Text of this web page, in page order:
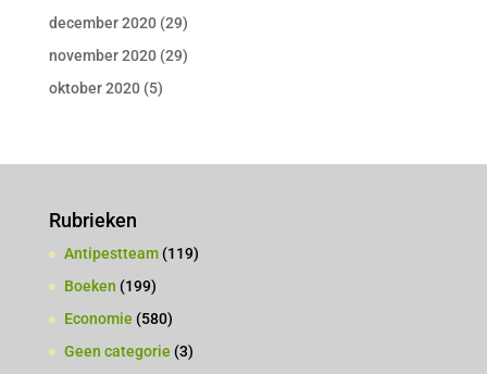
december 2020(29)
november 2020(29)
oktober 2020(5)
Rubrieken
Antipestteam(119)
Boeken (199)
Economie (580)
Geen categorie (3)